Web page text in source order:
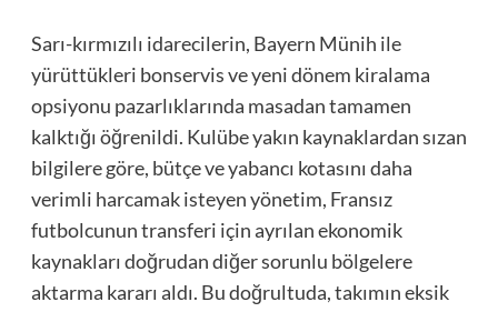
Sarı-kırmızılı idarecilerin, Bayern Münih ile
yürüttükleri bonservis ve yeni dönem kiralama
opsiyonu pazarlıklarında masadan tamamen
kalktığı öğrenildi. Kulübe yakın kaynaklardan sızan
bilgilere göre, bütçe ve yabancı kotasını daha
verimli harcamak isteyen yönetim, Fransız
futbolcunun transferi için ayrılan ekonomik
kaynakları doğrudan diğer sorunlu bölgelere
aktarma kararı aldı. Bu doğrultuda, takımın eksik